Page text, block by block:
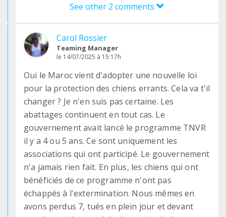
See other 2 comments
Carol Rossier
Teaming Manager
le 14/07/2025 à 15:17h
Oui le Maroc vient d'adopter une nouvelle loi
pour la protection des chiens errants. Cela va t'il
changer ? Je n'en suis pas certaine. Les
abattages continuent en tout cas. Le
gouvernement avait lancé le programme TNVR
il y a 4 ou 5 ans. Ce sont uniquement les
associations qui ont participé. Le gouvernement
n'a jamais rien fait. En plus, les chiens qui ont
bénéficiés de ce programme n'ont pas
échappés à l'extermination. Nous mêmes en
avons perdus 7, tués en plein jour et devant